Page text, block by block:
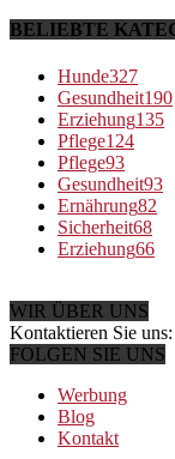
BELIEBTE
Hunde327
Gesundheit190
Erziehung135
Pflege124
Pflege93
Gesundheit93
Ernährung82
Sicherheit68
Erziehung66
WIR ÜBER UNS
Kontaktieren Sie uns:
FOLGEN SIE UNS
Werbung
Blog
Kontakt